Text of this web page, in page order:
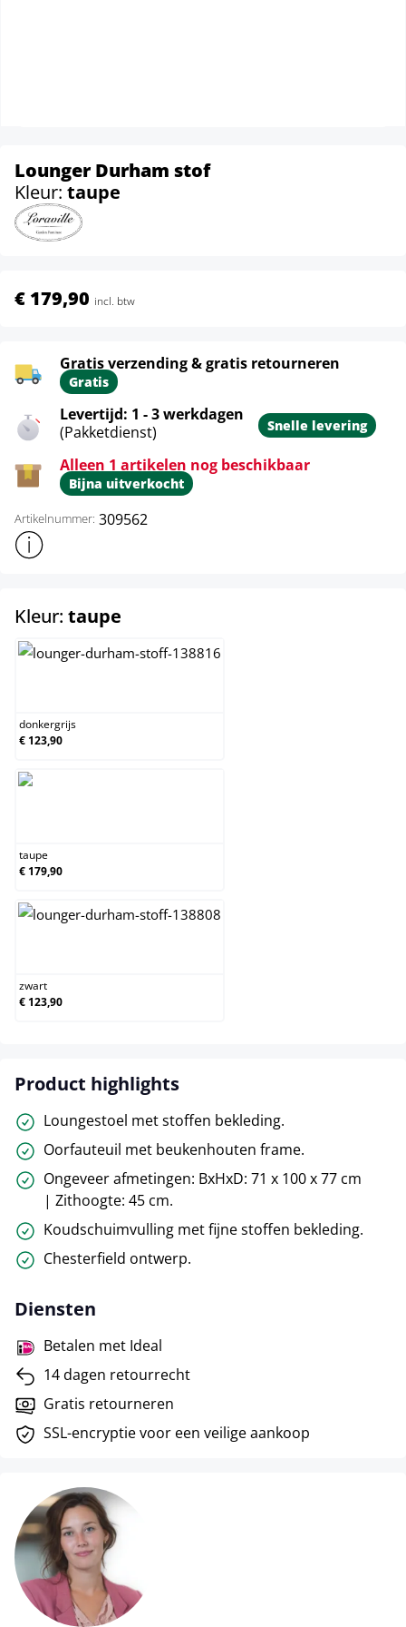
Lounger Durham stof
Kleur: taupe
€ 179,90 incl. btw
Gratis verzending & gratis retourneren
Gratis
Levertijd: 1 - 3 werkdagen
(Pakketdienst)
Snelle levering
Alleen 1 artikelen nog beschikbaar
Bijna uitverkocht
Artikelnummer: 309562
Toon meer productinformatie
Kleur: taupe
donkergrijs
€ 123,90
taupe
€ 179,90
zwart
€ 123,90
Product highlights
Loungestoel met stoffen bekleding.
Oorfauteuil met beukenhouten frame.
Ongeveer afmetingen: BxHxD: 71 x 100 x 77 cm
| Zithoogte: 45 cm.
Koudschuimvulling met fijne stoffen bekleding.
Chesterfield ontwerp.
Diensten
Betalen met Ideal
14 dagen retourrecht
Gratis retourneren
SSL-encryptie voor een veilige aankoop